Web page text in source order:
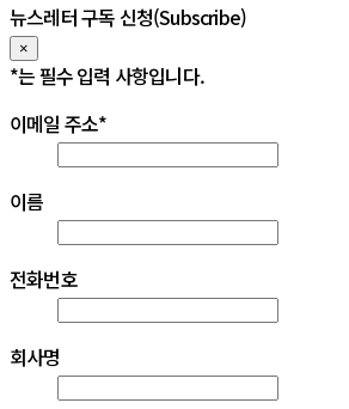
뉴스레터 구독 신청(Subscribe)
×
*는 필수 입력 사항입니다.
이메일 주소*
이름
전화번호
회사명